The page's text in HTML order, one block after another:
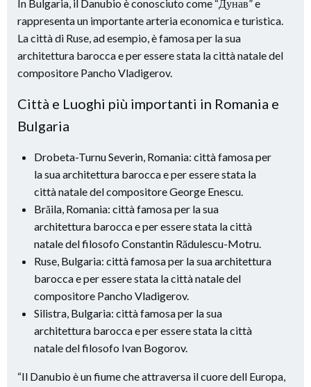
In Bulgaria, il Danubio è conosciuto come “Дунав” e
rappresenta un importante arteria economica e turistica.
La città di Ruse, ad esempio, è famosa per la sua
architettura barocca e per essere stata la città natale del
compositore Pancho Vladigerov.
Città e Luoghi più importanti in Romania e
Bulgaria
Drobeta-Turnu Severin, Romania: città famosa per
la sua architettura barocca e per essere stata la
città natale del compositore George Enescu.
Brăila, Romania: città famosa per la sua
architettura barocca e per essere stata la città
natale del filosofo Constantin Rădulescu-Motru.
Ruse, Bulgaria: città famosa per la sua architettura
barocca e per essere stata la città natale del
compositore Pancho Vladigerov.
Silistra, Bulgaria: città famosa per la sua
architettura barocca e per essere stata la città
natale del filosofo Ivan Bogorov.
“Il Danubio è un fiume che attraversa il cuore dell Europa,